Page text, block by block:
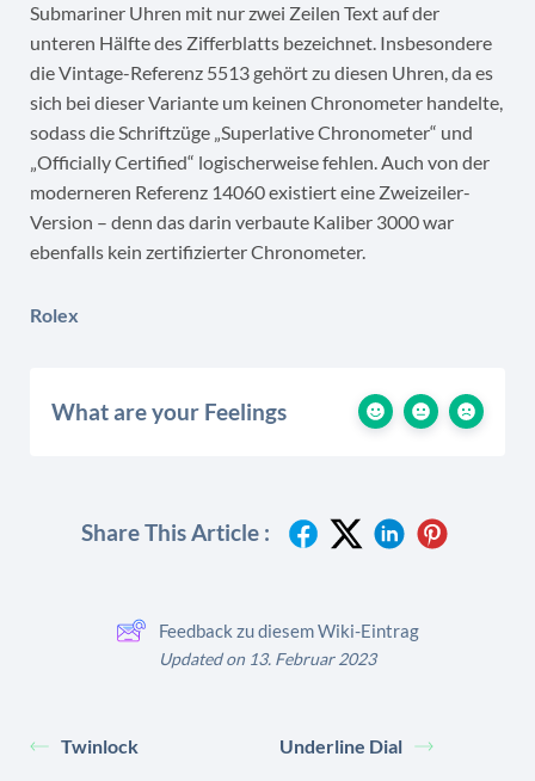
Submariner Uhren mit nur zwei Zeilen Text auf der
unteren Hälfte des Zifferblatts bezeichnet. Insbesondere
die Vintage-Referenz 5513 gehört zu diesen Uhren, da es
sich bei dieser Variante um keinen Chronometer handelte,
sodass die Schriftzüge „Superlative Chronometer“ und
„Officially Certified“ logischerweise fehlen. Auch von der
moderneren Referenz 14060 existiert eine Zweizeiler-
Version – denn das darin verbaute Kaliber 3000 war
ebenfalls kein zertifizierter Chronometer.
Rolex
What are your Feelings
Share This Article :
Feedback zu diesem Wiki-Eintrag
Updated on 13. Februar 2023
Twinlock Underline Dial